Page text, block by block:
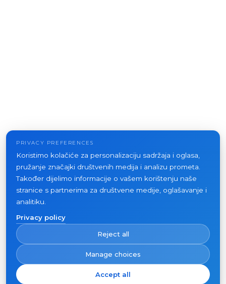
PRIVACY PREFERENCES
Koristimo kolačiće za personalizaciju sadržaja i oglasa,
pružanje značajki društvenih medija i analizu prometa.
Također dijelimo informacije o vašem korištenju naše
stranice s partnerima za društvene medije, oglašavanje i
analitiku.
Privacy policy
Reject all
Manage choices
Accept all